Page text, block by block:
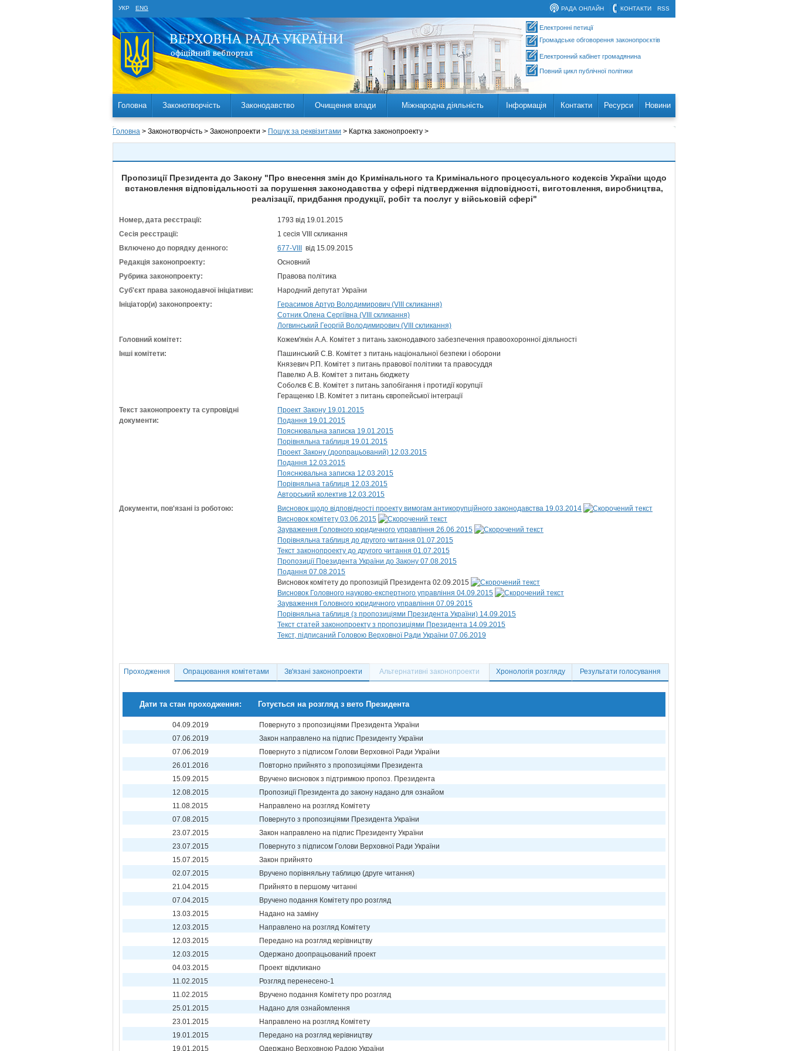
УКР ENG RSS
КОНТАКТИ
РАДА ОНЛАЙН
Електронні петиції
Громадське обговорення законопроєктів
Електронний кабінет громадянина
Повний цикл публічної політики
Головна Законотворчість Законодавство Очищення влади Міжнародна діяльність Інформація Контакти Ресурси Новини
Головна > Законотворчість > Законопроекти > Пошук за реквізитами > Картка законопроекту >
Пропозиції Президента до Закону "Про внесення змін до Кримінального та Кримінального процесуального кодексів України щодо
встановлення відповідальності за порушення законодавства у сфері підтвердження відповідності, виготовлення, виробництва,
реалізації, придбання продукції, робіт та послуг у військовій сфері"
Номер, дата реєстрації:
1793 від 19.01.2015
Сесія реєстрації:
1 сесія VIII скликання
Включено до порядку денного:
677-VIII
від 15.09.2015
Редакція законопроекту:
Основний
Рубрика законопроекту:
Правова політика
Суб'єкт права законодавчої ініціативи:
Народний депутат України
Ініціатор(и) законопроекту:
Герасимов Артур Володимирович (VIII скликання)
Сотник Олена Сергіївна (VIII скликання)
Логвинський Георгій Володимирович (VIII скликання)
Головний комітет:
Кожем'якін А.А. Комітет з питань законодавчого забезпечення правоохоронної діяльності
Інші комітети:
Пашинський С.В. Комітет з питань національної безпеки і оборони
Князевич Р.П. Комітет з питань правової політики та правосуддя
Павелко А.В. Комітет з питань бюджету
Соболєв Є.В. Комітет з питань запобігання і протидії корупції
Геращенко І.В. Комітет з питань європейської інтеграції
Текст законопроекту та супровідні
документи:
Проект Закону 19.01.2015
Подання 19.01.2015
Пояснювальна записка 19.01.2015
Порівняльна таблиця 19.01.2015
Проект Закону (доопрацьований) 12.03.2015
Подання 12.03.2015
Пояснювальна записка 12.03.2015
Порівняльна таблиця 12.03.2015
Авторський колектив 12.03.2015
Документи, пов'язані із роботою:
Висновок щодо відповідності проекту вимогам антикорупційного законодавства 19.03.2014
Висновок комітету 03.06.2015
Зауваження Головного юридичного управління 26.06.2015
Порівняльна таблиця до другого читання 01.07.2015
Текст законопроекту до другого читання 01.07.2015
Пропозиції Президента України до Закону 07.08.2015
Подання 07.08.2015
Висновок комітету до пропозицій Президента 02.09.2015
Висновок Головного науково-експертного управління 04.09.2015
Зауваження Головного юридичного управління 07.09.2015
Порівняльна таблиця (з пропозиціями Президента України) 14.09.2015
Текст статей законопроекту з пропозиціями Президента 14.09.2015
Текст, підписаний Головою Верховної Ради України 07.06.2019
Проходження Опрацювання комітетами Зв'язані законопроекти Альтернативні законопроекти Хронологія розгляду Результати голосування
Дати та стан проходження: Готується на розгляд з вето Президента
04.09.2019
Повернуто з пропозиціями Президента України
07.06.2019
Закон направлено на підпис Президенту України
07.06.2019
Повернуто з підписом Голови Верховної Ради України
26.01.2016
Повторно прийнято з пропозиціями Президента
15.09.2015
Вручено висновок з підтримкою пропоз. Президента
12.08.2015
Пропозиції Президента до закону надано для ознайом
11.08.2015
Направлено на розгляд Комітету
07.08.2015
Повернуто з пропозиціями Президента України
23.07.2015
Закон направлено на підпис Президенту України
23.07.2015
Повернуто з підписом Голови Верховної Ради України
15.07.2015
Закон прийнято
02.07.2015
Вручено порівняльну таблицю (друге читання)
21.04.2015
Прийнято в першому читанні
07.04.2015
Вручено подання Комітету про розгляд
13.03.2015
Надано на заміну
12.03.2015
Направлено на розгляд Комітету
12.03.2015
Передано на розгляд керівництву
12.03.2015
Одержано доопрацьований проект
04.03.2015
Проект відкликано
11.02.2015
Розгляд перенесено-1
11.02.2015
Вручено подання Комітету про розгляд
25.01.2015
Надано для ознайомлення
23.01.2015
Направлено на розгляд Комітету
19.01.2015
Передано на розгляд керівництву
19.01.2015
Одержано Верховною Радою України